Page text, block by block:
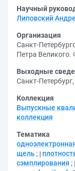
Научный
Липовский
Организация
Санкт-
Петра Великого.
Выходные
Санкт-
Коллекция
Выпускные
коллекция
Тематика
щель ;
сэмплирования ;